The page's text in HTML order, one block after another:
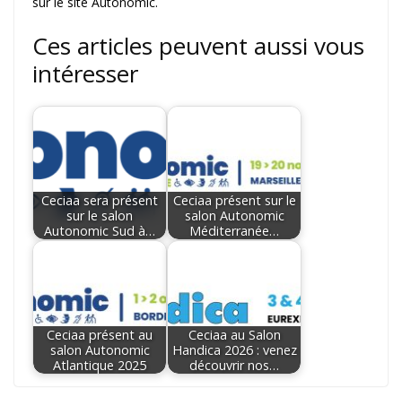
Ces articles peuvent aussi vous
intéresser
Ceciaa sera présent
sur le salon
Autonomic Sud à…
Ceciaa présent sur le
salon Autonomic
Méditerranée…
Ceciaa présent au
salon Autonomic
Atlantique 2025
Ceciaa au Salon
Handica 2026 : venez
découvrir nos…